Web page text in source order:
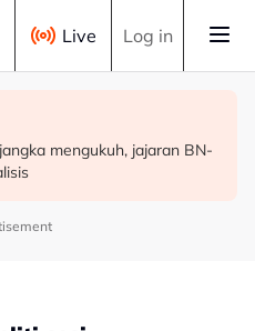
Live Log in
dilantik Exco, terajui
1,260 juruterbang
mengukuh, jajaran BN-